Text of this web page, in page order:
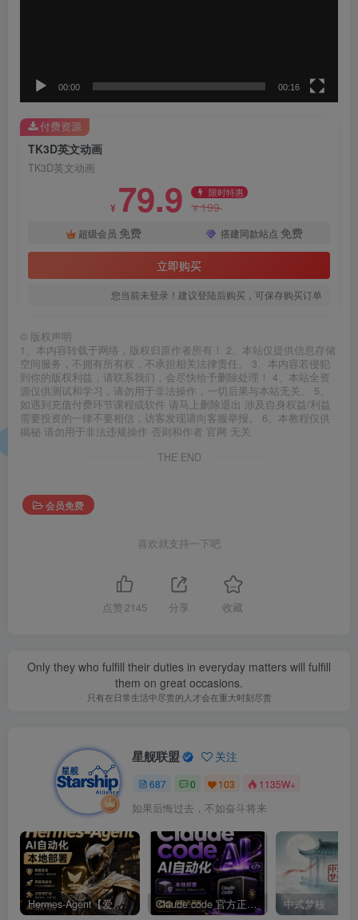
00:00 00:16
TK3D英文动画
TK3D英文动画
¥ 79.9 限时特惠
¥199
超级会员 免费 搭建同款站点 免费
立即购买
您当前未登录！建议登陆后购买，可保存购买订单
付费资源
© 版权声明
1、本内容转载于网络，版权归原作者所有！ 2、本站仅提供信息存储
空间服务，不拥有所有权，不承担相关法律责任。 3、本内容若侵犯
到你的版权利益，请联系我们，会尽快给予删除处理！ 4、本站全资
源仅供测试和学习，请勿用于非法操作，一切后果与本站无关。 5、
如遇到充值付费环节课程或软件 请马上删除退出 涉及自身权益/利益
需要投资的一律不要相信，访客发现请向客服举报。 6、本教程仅供
揭秘 请勿用于非法违规操作 否则和作者 官网 无关
THE END
会员免费
喜欢就支持一下吧
点赞 2145 分享 收藏
Only they who fulfill their duties in everyday matters will fulfill
them on great occasions.
只有在日常生活中尽责的人才会在重大时刻尽责
星舰联盟 关注
687 0 103 1135W+
如果后悔过去，不如奋斗将来
Hermes-Agent【爱马仕】AI自动化部署【会员免费领取安装包】 Claude code 官方正版 超强工具【会员免费领取安装包】 中式梦核